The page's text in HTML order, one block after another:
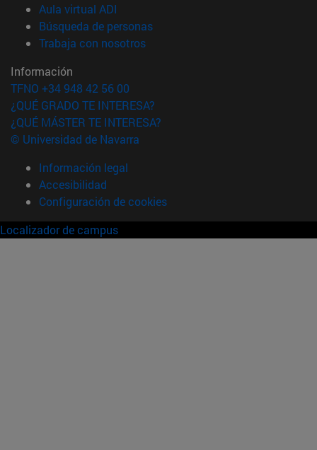
Aula virtual ADI
Búsqueda de personas(abre en nueva ventana)
Trabaja con nosotros(abre en nueva ventana)
Información
TFNO +34 948 42 56 00
¿QUÉ GRADO TE INTERESA?
¿QUÉ MÁSTER TE INTERESA?
© Universidad de Navarra
Información legal
Accesibilidad
Configuración de cookies
Localizador de campus